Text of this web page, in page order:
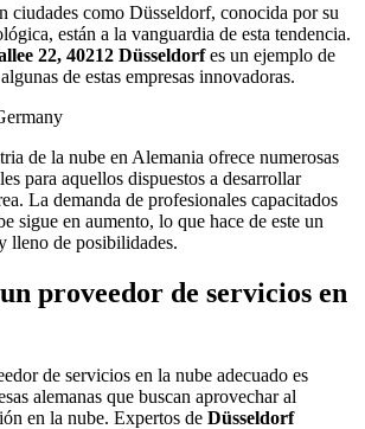
ciudades como Düsseldorf, conocida por su
están a la vanguardia de esta tendencia.
22, 40212 Düsseldorfes un ejemplo de
de estas empresas innovadoras.
de la nube en Alemania ofrece numerosas
para aquellos dispuestos a desarrollar
La demanda de profesionales capacitados
sigue en aumento, lo que hace de este un
lleno de posibilidades.
proveedor de servicios en
de servicios en la nube adecuado es
alemanas que buscan aprovechar al
en la nube. Expertos de Düsseldorf